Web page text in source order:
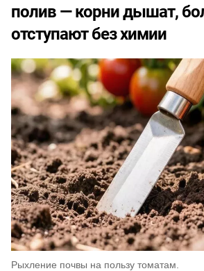
полив — корни дышат,
отступают без химии
Рыхление почвы на пользу томатам.